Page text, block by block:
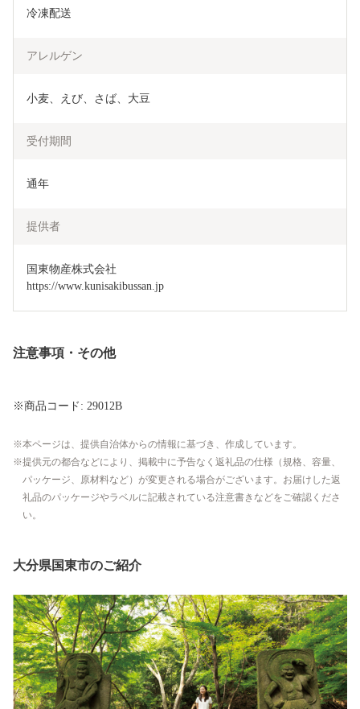
冷凍配送
アレルゲン
小麦、えび、さば、大豆
受付期間
通年
提供者
国東物産株式会社
https://www.kunisakibussan.jp
注意事項・その他
※商品コード: 29012B
本ページは、提供自治体からの情報に基づき、作成しています。
提供元の都合などにより、掲載中に予告なく返礼品の仕様（規格、容量、
パッケージ、原材料など）が変更される場合がございます。お届けした返
礼品のパッケージやラベルに記載されている注意書きなどをご確認くださ
い。
大分県国東市のご紹介